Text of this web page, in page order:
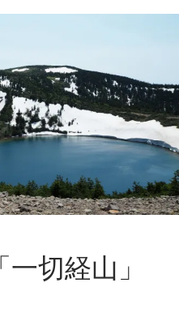
切経山」